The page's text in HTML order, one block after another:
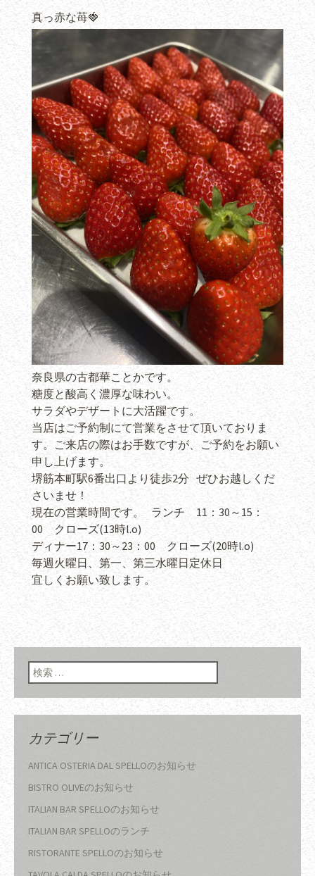
真っ赤な苺🍓
奈良県の古都華ことかです。
糖度と酸高く濃厚な味わい。
サラダやデザートに大活躍です。
当店はご予約制にて営業をさせて頂いておりま
す。ご来店の際はお手数ですが、ご予約をお願い
申し上げます。
堺筋本町駅6番出口より徒歩2分 ぜひお越しくだ
さいませ！
現在の営業時間です。 ランチ 11：30～15：
00 クローズ(13時l.o)
ディナー17：30～23：00 クローズ(20時l.o)
毎週火曜日、第一、第三水曜日定休日
宜しくお願い致します。
検索:
カテゴリー
ANTICA OSTERIA DAL SPELLOのお知らせ
BISTRO OLIVEのお知らせ
ITALIAN BAR SPELLOのお知らせ
ITALIAN BAR SPELLOのランチ
RISTORANTE SPELLOのお知らせ